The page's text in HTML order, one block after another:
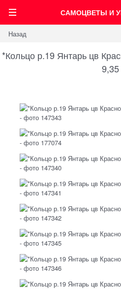
САМОЦВЕТЫ И
Назад
*Кольцо р.19 Янтарь цв
9,35